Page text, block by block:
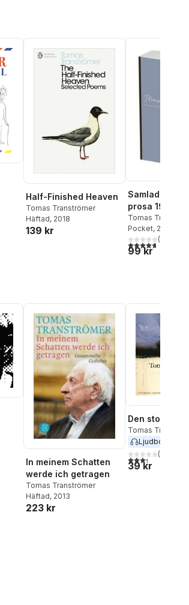
Half-Finished Heaven
Tomas Tranströmer
Häftad, 2018
139 kr
Samlade
prosa 1954-
Tomas
Pocket, 2012
4,7utav 5(
99 kr
In meinem Schatten
werde ich getragen
Tomas Tranströmer
Häftad, 2013
223 kr
Den stora
Tomas
Ljudbok
3,3utav 5(
39 kr